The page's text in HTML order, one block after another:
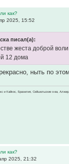
как?
2025, 15:52
писал(а):
жеста доброй
12 дома
ныть по
и Кайкос, Бразилия, Сейшельские о-ва,
как?
2025, 21:32